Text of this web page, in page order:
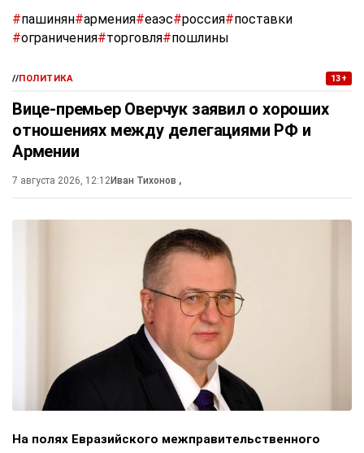
#пашинян#армения#еаэс#россия#поставки
#ограничения#торговля#пошлины
//ПОЛИТИКА 13+
Вице-премьер Оверчук заявил о хороших
отношениях между делегациями РФ и
Армении
7 августа 2026, 12:12Иван Тихонов ,
На полях Евразийского межправительственного